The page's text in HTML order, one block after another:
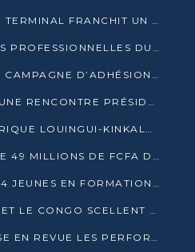
POINTE-NOIRE : CONGO TERMINAL FRANCHIT UN CAP HISTORIQUE AVEC 99 MOUVEMENTS/HEURE
KELLÉ, L’ELDORADO DES PROFESSIONNELLES DU SEXE
LE PARTI DPC LANCE SA CAMPAGNE D’ADHÉSIONS ET VEUT STRUCTURER SA PRÉSENCE DANS LES 15 DÉPARTEMENTS
MACKY SALL À DAKAR : UNE RENCONTRE PRÉSIDENTIELLE QUI DIVISE L’OPINION SÉNÉGALAISE
POOL : LA LIGNE ÉLECTRIQUE LOUINGUI-KINKALA-BOKO MISE EN SERVICE
LE PNUD REMET PLUS DE 49 MILLIONS DE FCFA D’ÉQUIPEMENTS POUR ACCÉLÉRER LA NUMÉRISATION DU SYSTÈME DE SANTÉ
L’ACAT CONGO PLACE 54 JEUNES EN FORMATION PROFESSIONNELLE
AGRICULTURE : L’ITALIE ET LE CONGO SCELLENT UN PARTENARIAT POUR UNE PRODUCTION LOCALE DURABLE
SANTÉ : LE CONGO PASSE EN REVUE LES PERFORMANCES DE SES HÔPITAUX À MI-PARCOURS